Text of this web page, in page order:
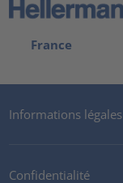
France
Informations légales
Confidentialité